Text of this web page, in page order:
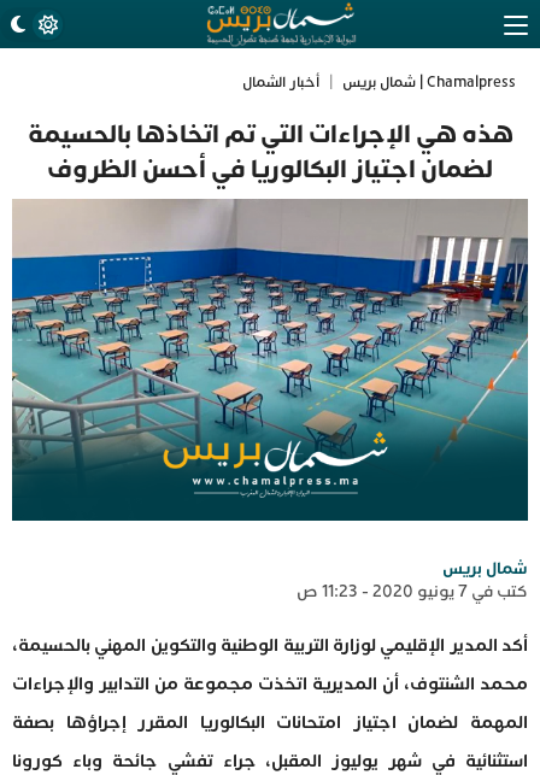
Chamalpress | شمال بريس أخبار الشمال
هذه هي الإجراءات التي تم اتخاذها بالحسيمة
لضمان اجتياز البكالوريا في أحسن الظروف
شمال بريس
كتب في 7 يونيو 2020 - 11:23 ص
أكد المدير الإقليمي لوزارة التربية الوطنية والتكوين المهني بالحسيمة،
محمد الشنتوف، أن المديرية اتخذت مجموعة من التدابير والإجراءات
المهمة لضمان اجتياز امتحانات البكالوريا المقرر إجراؤها بصفة
استثنائية في شهر يوليوز المقبل، جراء تفشي جائحة وباء كورونا